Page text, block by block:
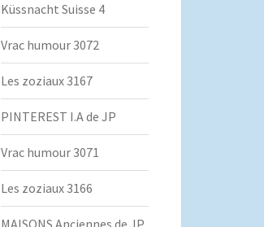
Küssnacht Suisse 4
Vrac humour 3072
Les zoziaux 3167
PINTEREST I.A de JP
Vrac humour 3071
Les zoziaux 3166
MAISONS Anciennes de JP